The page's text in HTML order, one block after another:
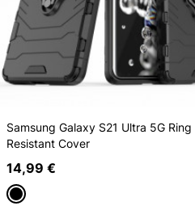
Samsung Galaxy S21 Ultra 5G Ring
Resistant Cover
14,99 €
Schwarz